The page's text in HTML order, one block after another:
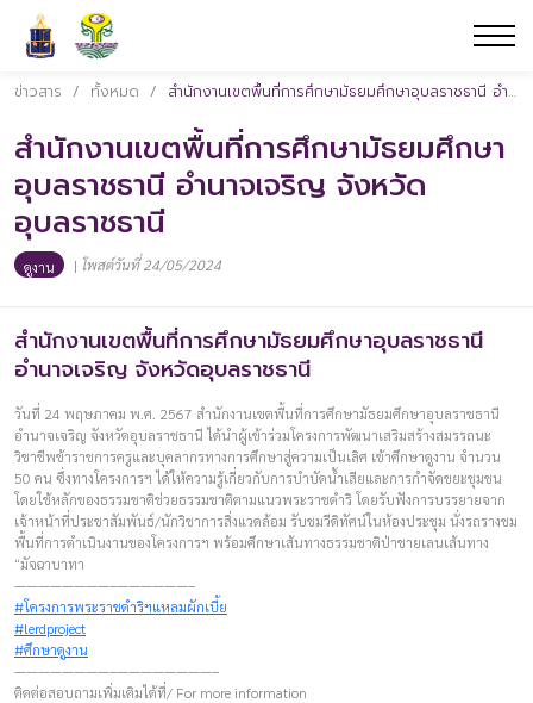
ข่าวสาร / ทั้งหมด / สำนักงานเขตพื้นที่การศึกษามัธยมศึกษาอุบลราชธานี อำนาจเจริญ จังหวัดอุบลราชธานี
สำนักงานเขตพื้นที่การศึกษามัธยมศึกษา
อุบลราชธานี อำนาจเจริญ จังหวัด
อุบลราชธานี
ดูงาน | โพสต์วันที่ 24/05/2024
สำนักงานเขตพื้นที่การศึกษามัธยมศึกษาอุบลราชธานี
อำนาจเจริญ จังหวัดอุบลราชธานี
วันที่ 24 พฤษภาคม พ.ศ. 2567 สำนักงานเขตพื้นที่การศึกษามัธยมศึกษาอุบลราชธานี
อำนาจเจริญ จังหวัดอุบลราชธานี ได้นำผู้เข้าร่วมโครงการพัฒนาเสริมสร้างสมรรถนะ
วิชาชีพข้าราชการครูและบุคลากรทางการศึกษาสู่ความเป็นเลิศ เข้าศึกษาดูงาน จำนวน
50 คน ซึ่งทางโครงการฯ ได้ให้ความรู้เกี่ยวกับการบำบัดน้ำเสียและการกำจัดขยะชุมชน
โดยใช้หลักของธรรมชาติช่วยธรรมชาติตามแนวพระราชดำริ โดยรับฟังการบรรยายจาก
เจ้าหน้าที่ประชาสัมพันธ์/นักวิชาการสิ่งแวดล้อม รับชมวีดิทัศน์ในห้องประชุม นั่งรถรางชม
พื้นที่การดำเนินงานของโครงการฯ พร้อมศึกษาเส้นทางธรรมชาติป่าชายเลนเส้นทาง
“มัจฉาบาทา
————————–——————–
#โครงการพระราชดำริฯแหลมผักเบี้ย
#lerdproject
#ศึกษาดูงาน
————————–————————–
ติดต่อสอบถามเพิ่มเติมได้ที่/ For more information